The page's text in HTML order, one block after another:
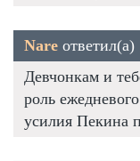
Nare ответил(а)
Девчонкам и
роль
усилия Пекина